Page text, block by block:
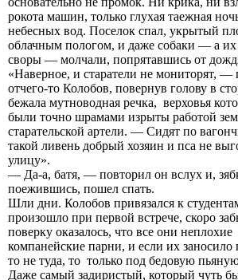
рокота машин, только глухая таежная
небесных вод. Поселок спал, укрытый
облачным пологом, и даже собаки — а их
своры — молчали, попрятавшись от
«Наверное, и старатели не мониторят, —
отчего-то Колобов, повернув голову в
бежала мутноводная речка, верховья
были точно шрамами изрыты работой
старательской артели. — Сидят по
такой ливень добрый хозяин и пса не
улицу».
— Да-а, батя, — повторил он вслух и,
поежившись, пошел спать.
Шли дни. Колобов привязался к
произошло при первой встрече, скоро
поверку оказалось, что все они неплохие
компанейские парни, и если их заносило
то не туда, то только под бедовую
Даже самый задиристый, который чуть